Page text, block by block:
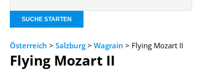
Österreich > Salzburg > Wagrain > Flying Mozart II
Flying Mozart II